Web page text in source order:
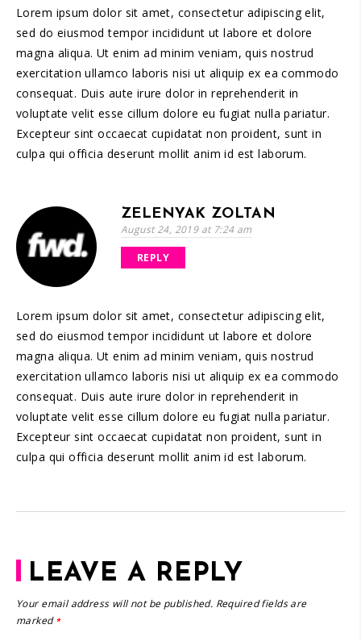
Lorem ipsum dolor sit amet, consectetur adipiscing elit,
sed do eiusmod tempor incididunt ut labore et dolore
magna aliqua. Ut enim ad minim veniam, quis nostrud
exercitation ullamco laboris nisi ut aliquip ex ea commodo
consequat. Duis aute irure dolor in reprehenderit in
voluptate velit esse cillum dolore eu fugiat nulla pariatur.
Excepteur sint occaecat cupidatat non proident, sunt in
culpa qui officia deserunt mollit anim id est laborum.
ZELENYAK ZOLTAN
August 24, 2019 at 7:24 am
REPLY
Lorem ipsum dolor sit amet, consectetur adipiscing elit,
sed do eiusmod tempor incididunt ut labore et dolore
magna aliqua. Ut enim ad minim veniam, quis nostrud
exercitation ullamco laboris nisi ut aliquip ex ea commodo
consequat. Duis aute irure dolor in reprehenderit in
voluptate velit esse cillum dolore eu fugiat nulla pariatur.
Excepteur sint occaecat cupidatat non proident, sunt in
culpa qui officia deserunt mollit anim id est laborum.
LEAVE A REPLY
Your email address will not be published. Required fields are
marked *